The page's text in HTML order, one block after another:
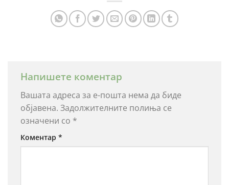
Напишете коментар
Вашата адреса за е-пошта нема да биде
објавена. Задолжителните полиња се
означени со *
Коментар *